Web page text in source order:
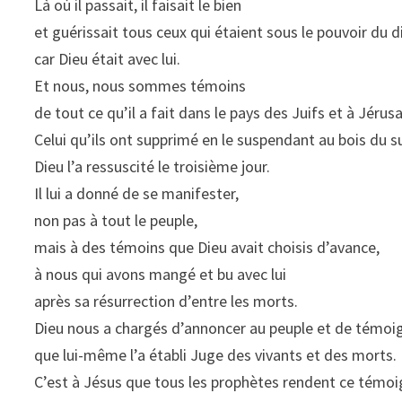
Là où il passait, il faisait le bien
et guérissait tous ceux qui étaient sous le pouvoir du
car Dieu était avec lui.
Et nous, nous sommes témoins
de tout ce qu’il a fait dans le pays des Juifs et à
Celui qu’ils ont supprimé en le suspendant au bois du
Dieu l’a ressuscité le troisième jour.
Il lui a donné de se manifester,
non pas à tout le peuple,
mais à des témoins que Dieu avait choisis d’avance,
à nous qui avons mangé et bu avec lui
après sa résurrection d’entre les morts.
Dieu nous a chargés d’annoncer au peuple et de
que lui-même l’a établi Juge des vivants et des morts.
C’est à Jésus que tous les prophètes rendent ce